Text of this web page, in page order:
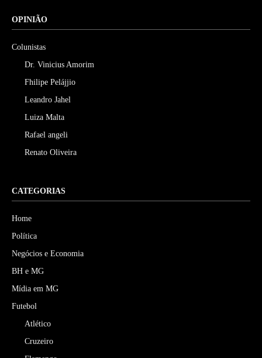
OPINIÃO
Colunistas
Dr. Vinicius Amorim
Fhilipe Pelájjio
Leandro Jahel
Luiza Malta
Rafael angeli
Renato Oliveira
CATEGORIAS
Home
Política
Negócios e Economia
BH e MG
Mídia em MG
Futebol
Atlético
Cruzeiro